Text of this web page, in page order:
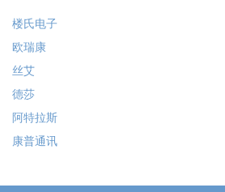
楼氏电子
欧瑞康
丝艾
德莎
阿特拉斯
康普通讯